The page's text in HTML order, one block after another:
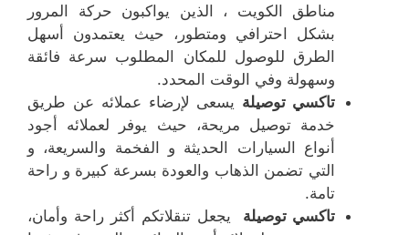
مناطق الكويت ، الذين يواكبون حركة المرور
بشكل احترافي ومتطور، حيث يعتمدون أسهل
الطرق للوصول للمكان المطلوب سرعة فائقة
وسهولة وفي الوقت المحدد.
تاكسي توصيلة يسعى لإرضاء عملائه عن طريق
خدمة توصيل مريحة، حيث يوفر لعملائه أجود
أنواع السيارات الحديثة و الفخمة والسريعة، و
التي تضمن الذهاب والعودة بسرعة كبيرة و راحة
تامة.
تاكسي توصيلة
يجعل تنقلاتكم أكثر راحة وأمان،